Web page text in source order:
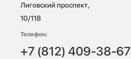
Лиговский проспект,
10/118
Телефон:
+7 (812) 409-38-67